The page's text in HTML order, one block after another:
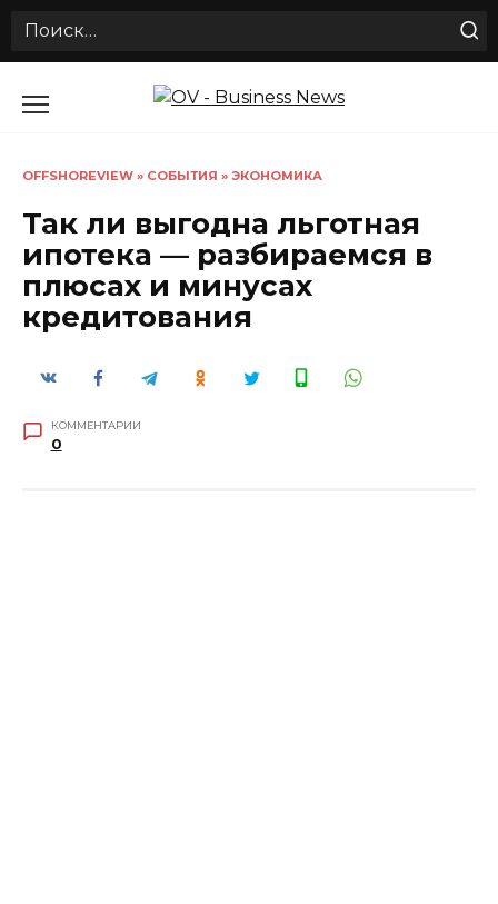
Search
OFFSHOREVIEW » СОБЫТИЯ » ЭКОНОМИКА
Так ли выгодна льготная
ипотека — разбираемся в
плюсах и минусах
кредитования
КОММЕНТАРИИ
0